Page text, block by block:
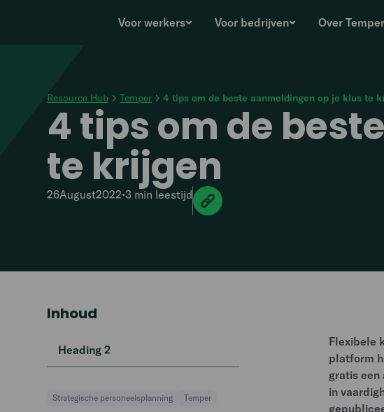
Voor werkers Voor bedrijven Over Temper
Resource Hub Temper 4 tips om de beste aanmeldingen op je klus te
4 tips om de
te krijgen
26August2022•3 min leestijd
Inhoud
Heading 2
Strategische personeelsplanning Temper
Flexibele
platform
gratis
in